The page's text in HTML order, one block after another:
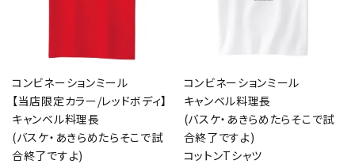
コンビネーションミール
【当店限定カラー/レッドボディ】
キャンベル料理長
(バスケ・あきらめたらそこで試
合終了ですよ)
コンビネーションミール
キャンベル料理長
(バスケ・あきらめたらそこで試
合終了ですよ)
コットンTシャツ